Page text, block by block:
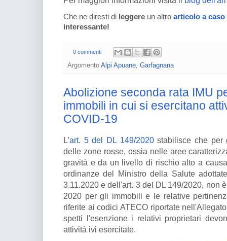
Che ne diresti di leggere un altro articolo a caso
interessante!
0 commenti
Argomento Alpi Apuane, Garfagnana
Abolizione seconda rata IMU
immobili in cui si esercitano
COVID-19
L'art. 5 del DL 149/2020stabilisce che per
delle zone rosse, ossia nelle aree
gravità e da un livello di rischio alto a
ordinanze del Ministro della Salute
3.11.2020 e dell'art. 3 del DL 149/2020, non
2020 per gli immobili e le relative
riferite ai codici ATECO riportate
spetti l'esenzione i relativi proprietari
attività ivi esercitate.